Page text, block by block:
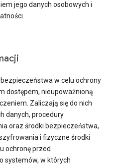
jego danych osobowych i
w celu ochrony
dostępem, nieupoważnioną
Zaliczają się do nich
danych, procedury
oraz środki bezpieczeństwa,
i fizyczne środki
ochronę przed
systemów, w których